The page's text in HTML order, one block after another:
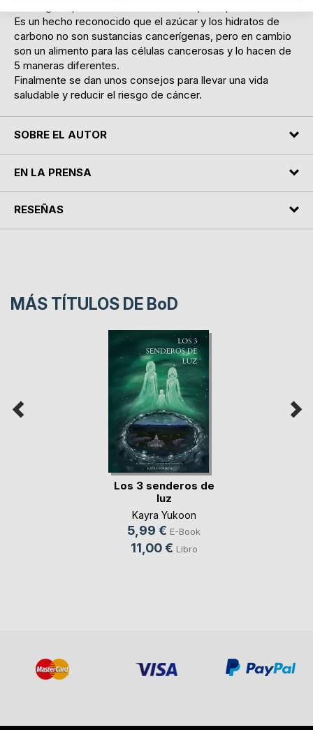
Es un hecho reconocido que el azúcar y los hidratos de
carbono no son sustancias cancerígenas, pero en cambio
son un alimento para las células cancerosas y lo hacen de
5 maneras diferentes.
Finalmente se dan unos consejos para llevar una vida
saludable y reducir el riesgo de cáncer.
SOBRE EL AUTOR
EN LA PRENSA
RESEÑAS
MÁS TÍTULOS DE BoD
Los 3 senderos de
luz
Kayra Yukoon
5,99 € E-Book
11,00 € Libro